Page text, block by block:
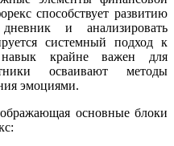
способствует развитию
и анализировать
системный подход к
крайне важен для
осваивают методы
эмоциями.
основные блоки